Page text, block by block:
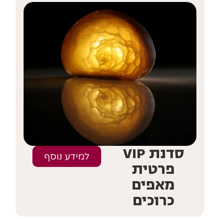
סדנת VIP
פרטית
מאפים
כרוכים
למידע נוסף